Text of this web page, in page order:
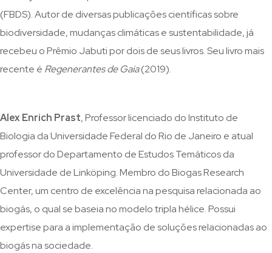
(FBDS). Autor de diversas publicações científicas sobre
biodiversidade, mudanças climáticas e sustentabilidade, já
recebeu o Prêmio Jabuti por dois de seus livros. Seu livro mais
recente é Regenerantes de Gaia(2019).
Alex Enrich Prast, Professor licenciado do Instituto de
Biologia da Universidade Federal do Rio de Janeiro e atual
professor do Departamento de Estudos Temáticos da
Universidade de Linköping. Membro do Biogas Research
Center, um centro de excelência na pesquisa relacionada ao
biogás, o qual se baseia no modelo tripla hélice. Possui
expertise para a implementação de soluções relacionadas ao
biogás na sociedade.